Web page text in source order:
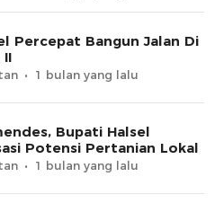
Percepat Bangun Jalan Di
II
1 bulan yang lalu
Bupati Halsel
Potensi Pertanian Lokal
1 bulan yang lalu